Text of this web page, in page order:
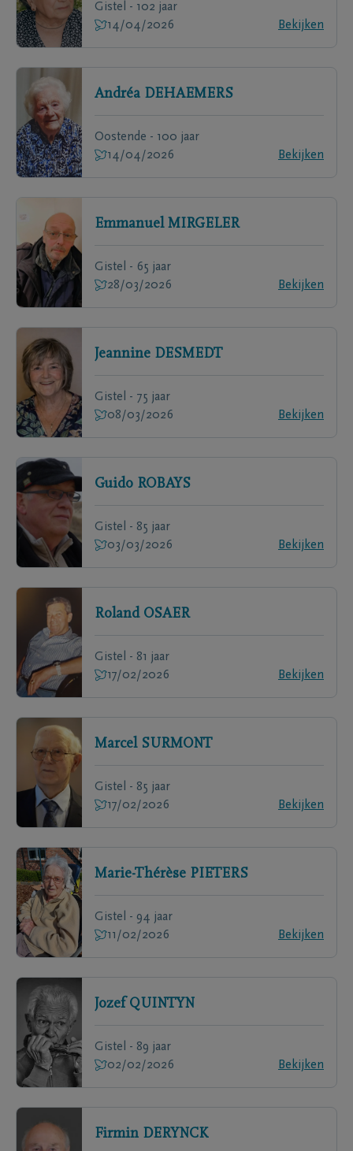
Gistel - 102 jaar
14/04/2026
Bekijken
Andréa DEHAEMERS
Oostende - 100 jaar
14/04/2026
Bekijken
Emmanuel MIRGELER
Gistel - 65 jaar
28/03/2026
Bekijken
Jeannine DESMEDT
Gistel - 75 jaar
08/03/2026
Bekijken
Guido ROBAYS
Gistel - 85 jaar
03/03/2026
Bekijken
Roland OSAER
Gistel - 81 jaar
17/02/2026
Bekijken
Marcel SURMONT
Gistel - 85 jaar
17/02/2026
Bekijken
Marie-Thérèse PIETERS
Gistel - 94 jaar
11/02/2026
Bekijken
Jozef QUINTYN
Gistel - 89 jaar
02/02/2026
Bekijken
Firmin DERYNCK